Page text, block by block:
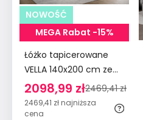
NOWOŚĆ
MEGA Rabat -15%
Łóżko tapicerowane
VELLA 140x200 cm ze
stelażem i
pojemnikiem boucle
do sypialni kremowy
2098,99 zł2469,41 zł
2469,41 zł najniższa
cena